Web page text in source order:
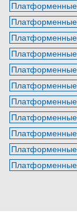
Платформенные
Платформенные